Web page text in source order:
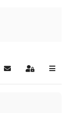
S'abonner au blog
Se